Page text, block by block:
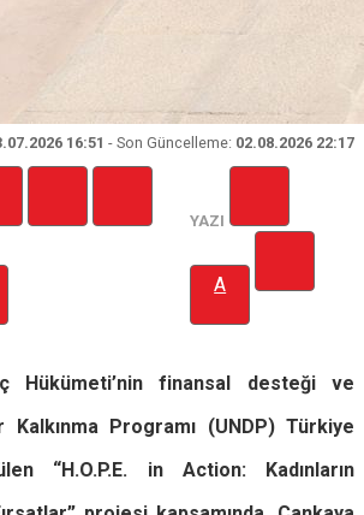
16:51 - Son Güncelleme: 02.08.2026 22:17
YAZI
A
Hükümeti’nin finansal desteği ve
Programı (UNDP) Türkiye
“H.O.P.E. in Action: Kadınların